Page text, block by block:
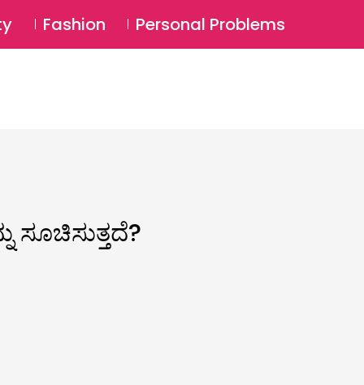
Login ⚲
Fashion Personal Problems
ಸೂಚಿಸುತ್ತದೆ?